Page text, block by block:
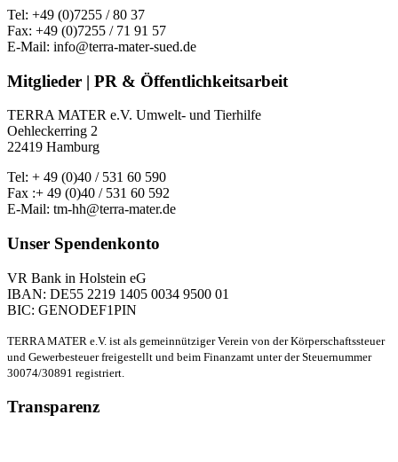
Tel: +49 (0)7255 / 80 37
Fax: +49 (0)7255 / 71 91 57
E-Mail: info@terra-mater-sued.de
Mitglieder | PR & Öffentlichkeitsarbeit
TERRA MATER e.V. Umwelt- und Tierhilfe
Oehleckerring 2
22419 Hamburg
Tel: + 49 (0)40 / 531 60 590
Fax :+ 49 (0)40 / 531 60 592
E-Mail: tm-hh@terra-mater.de
Unser Spendenkonto
VR Bank in Holstein eG
IBAN: DE55 2219 1405 0034 9500 01
BIC: GENODEF1PIN
TERRA MATER e.V. ist als gemeinnütziger Verein von der Körperschaftssteuer
und Gewerbesteuer freigestellt und beim Finanzamt unter der Steuernummer
30074/30891 registriert.
Transparenz